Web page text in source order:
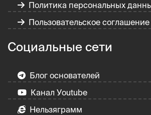
Политика персональных
Пользовательское соглашение
Социальные сети
Блог основателей
Канал Уoutube
Нельзяграмм